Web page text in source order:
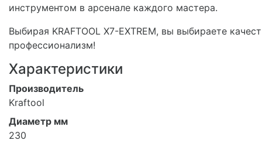
инструментом в арсенале каждого мастера.
Выбирая KRAFTOOL X7-EXTREM, вы выбираете
профессионализм!
Характеристики
Производитель
Kraftool
Диаметр мм
230